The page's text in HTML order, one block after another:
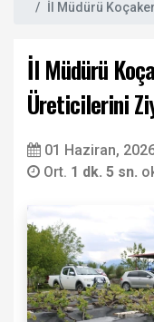
İl Müdürü
İl Müdürü
Üreticilerini
01 Haziran,
Ort. 1 dk. 5 sn.